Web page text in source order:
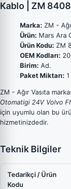
Kablo | ZM
Marka: ZM -
Ürün: Mars Ara
Ürün Kodu: ZM
OEM Kodları:
Birim: Ad.
Paket Miktarı: 1
ZM - Ağır Vasıta
Otomatigi 24V Volvo
için uyumlu olan bu
hizmetinizdedir.
Teknik Bilgiler
Tedarikçi / Ürün
Kodu